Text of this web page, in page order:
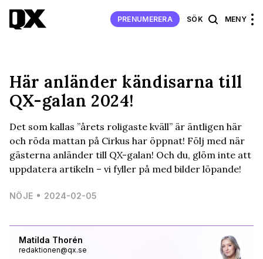
PRENUMERERA SÖK MENY
Matilda Thorén
redaktionen@qx.se
Här anländer kändisarna till
QX-galan 2024!
Det som kallas ”årets roligaste kväll” är äntligen här
och röda mattan på Cirkus har öppnat! Följ med när
gästerna anländer till QX-galan! Och du, glöm inte att
uppdatera artikeln – vi fyller på med bilder löpande!
NÖJE 2024-02-05